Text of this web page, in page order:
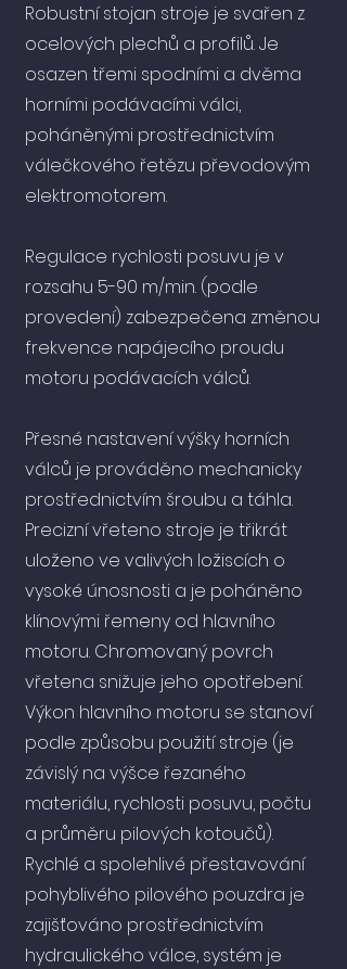
Robustní stojan stroje je svařen z
ocelových plechů a profilů. Je
osazen třemi spodními a dvěma
horními podávacími válci,
poháněnými prostřednictvím
válečkového řetězu převodovým
elektromotorem.
Regulace rychlosti posuvu je v
rozsahu 5-90 m/min. (podle
provedení) zabezpečena změnou
frekvence napájecího proudu
motoru podávacích válců.
Přesné nastavení výšky horních
válců je prováděno mechanicky
prostřednictvím šroubu a táhla.
Precizní vřeteno stroje je třikrát
uloženo ve valivých ložiscích o
vysoké únosnosti a je poháněno
klínovými řemeny od hlavního
motoru. Chromovaný povrch
vřetena snižuje jeho opotřebení.
Výkon hlavního motoru se stanoví
podle způsobu použití stroje (je
závislý na výšce řezaného
materiálu, rychlosti posuvu, počtu
a průměru pilových kotoučů).
Rychlé a spolehlivé přestavování
pohyblivého pilového pouzdra je
zajišťováno prostřednictvím
hydraulického válce, systém je